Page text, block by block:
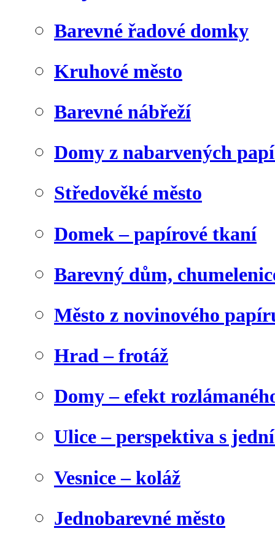
Barevné řadové domky
Kruhové město
Barevné nábřeží
Domy z nabarvených
Středověké město
Domek – papírové tkaní
Barevný dům,
Město z novinového
Hrad – frotáž
Domy – efekt
Ulice – perspektiva s
Vesnice – koláž
Jednobarevné město